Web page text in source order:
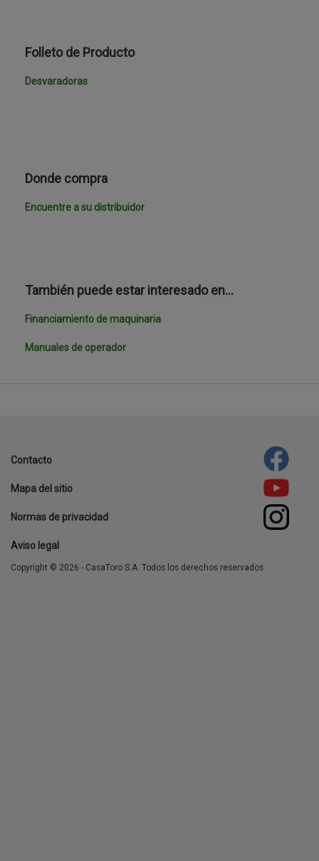
Folleto de Producto
Desvaradoras
Donde compra
Encuentre a su distribuidor
También puede estar interesado en…
Financiamiento de maquinaria
Manuales de operador
Footer
menu
Contacto
Mapa del sitio
Normas de privacidad
Aviso legal
Copyright © 2026 - CasaToro S.A. Todos los derechos reservados.